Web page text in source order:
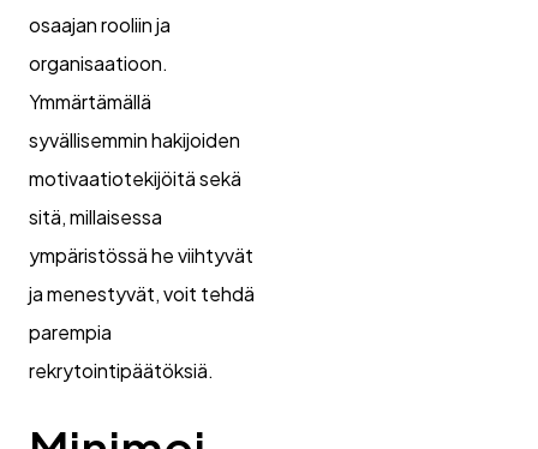
osaajan rooliin ja
organisaatioon.
Ymmärtämällä
syvällisemmin hakijoiden
motivaatiotekijöitä sekä
sitä, millaisessa
ympäristössä he viihtyvät
ja menestyvät, voit tehdä
parempia
rekrytointipäätöksiä.